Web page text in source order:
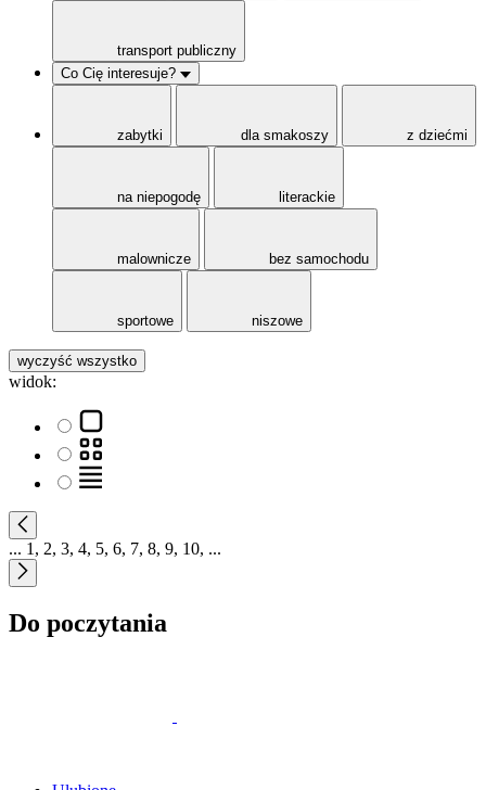
transport publiczny
Co Cię interesuje?
zabytki dla smakoszy z dziećmi
na niepogodę literackie
malownicze bez samochodu
sportowe niszowe
wyczyść wszystko
widok:
... 1 , 2, 3, 4, 5, 6, 7, 8, 9, 10, ...
Do poczytania